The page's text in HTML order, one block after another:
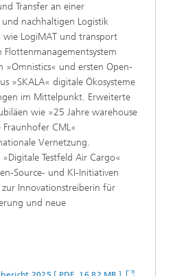
Transfer an einer
nachhaltigen Logistik
wie LogiMAT und transport
Flottenmanagementsystem
»Omnistics« und ersten Open-
»SKALA« digitale Ökosysteme
im Mittelpunkt. Erweiterte
wie »25 Jahre warehouse
Fraunhofer CML«
Vernetzung.
Testfeld Air Cargo«
Source- und KI-Initiativen
Innovationstreiberin für
und neue